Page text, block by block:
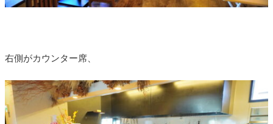
右側がカウンター席、